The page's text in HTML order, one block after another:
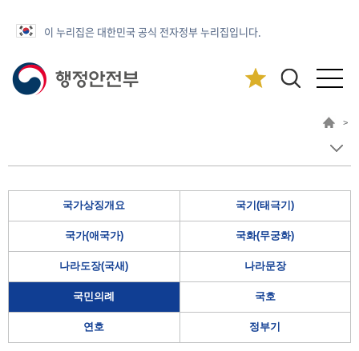
이 누리집은 대한민국 공식 전자정부 누리집입니다.
>
국가상징개요 국기(태극기)
국가(애국가) 국화(무궁화)
나라도장(국새) 나라문장
국민의례 국호
연호 정부기